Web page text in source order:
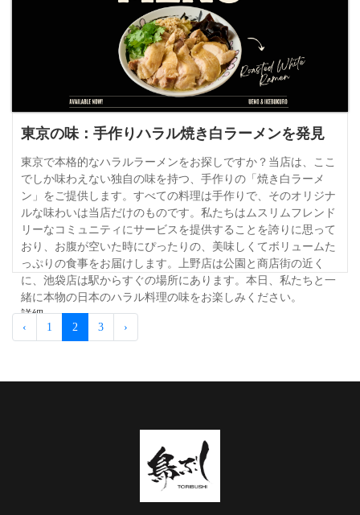
東京の味：手作りハラル焼き白ラーメンを発見
東京で本格的なハラルラーメンをお探しですか？当店は、ここ
でしか味わえない独自の味を持つ、手作りの「焼き白ラーメ
ン」をご提供します。すべての料理は手作りで、そのオリジナ
ルな味わいは当店だけのものです。私たちはムスリムフレンド
リーなコミュニティにサービスを提供することを誇りに思って
おり、お腹が空いた時にぴったりの、美味しくてボリュームた
っぷりの食事をお届けします。上野店は公園と商店街の近く
に、池袋店は駅からすぐの場所にあります。本日、私たちと一
緒に本物の日本のハラル料理の味をお楽しみください。
詳細
‹
1 2 3 ›